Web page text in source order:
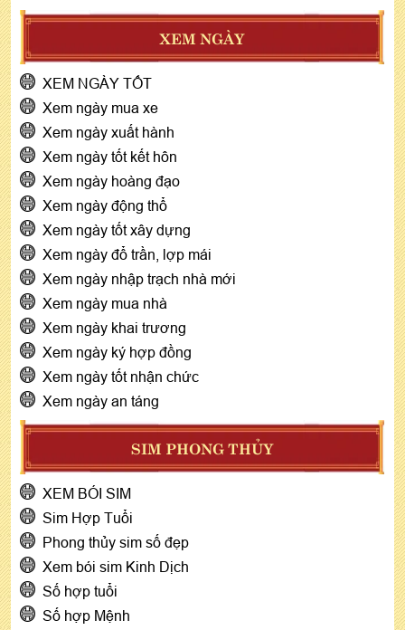
XEM NGÀY
XEM NGÀY TỐT
Xem ngày mua xe
Xem ngày xuất hành
Xem ngày tốt kết hôn
Xem ngày hoàng đạo
Xem ngày động thổ
Xem ngày tốt xây dựng
Xem ngày đổ trần, lợp mái
Xem ngày nhập trạch nhà mới
Xem ngày mua nhà
Xem ngày khai trương
Xem ngày ký hợp đồng
Xem ngày tốt nhận chức
Xem ngày an táng
SIM PHONG THỦY
XEM BÓI SIM
Sim Hợp Tuổi
Phong thủy sim số đẹp
Xem bói sim Kinh Dịch
Số hợp tuổi
Số hợp Mệnh